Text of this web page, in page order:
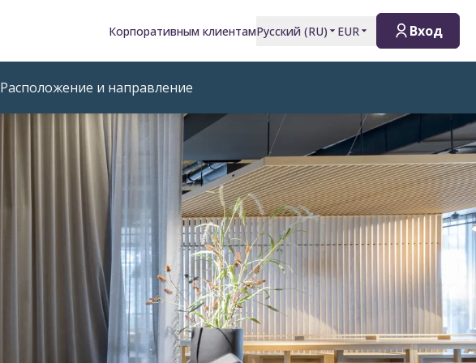
Корпоративным клиентамРусский (RU) EUR Вход
Расположение и направление